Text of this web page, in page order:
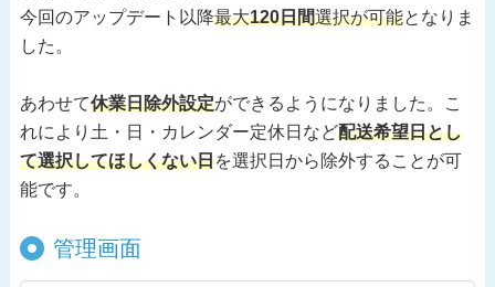
今回のアップデート以降最大120日間選択が可能となりま
した。
あわせて休業日除外設定ができるようになりました。こ
れにより土・日・カレンダー定休日など配送希望日とし
て選択してほしくない日を選択日から除外することが可
能です。
管理画面